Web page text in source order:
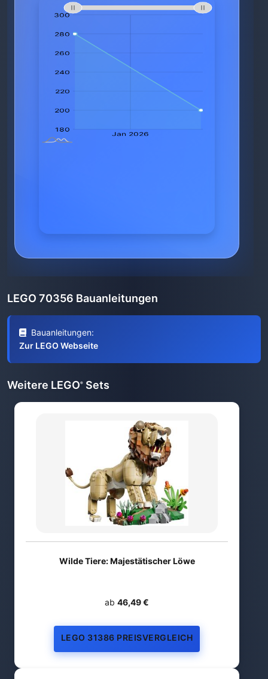
LEGO 70356 Bauanleitungen
Bauanleitungen:
Zur LEGO Webseite
Weitere LEGO® Sets
Wilde Tiere: Majestätischer Löwe
ab 46,49 €
LEGO 31386 PREISVERGLEICH